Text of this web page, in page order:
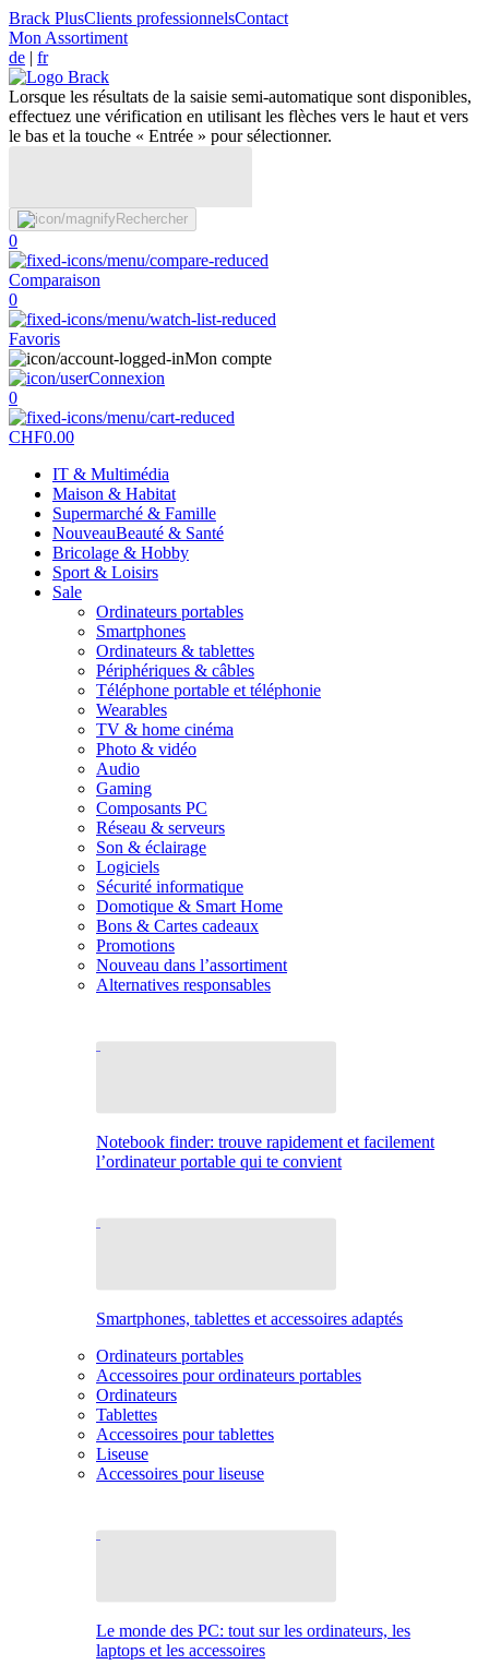
Brack PlusClients professionnelsContact
Mon Assortiment
de | fr
Lorsque les résultats de la saisie semi-automatique sont disponibles,
effectuez une vérification en utilisant les flèches vers le haut et vers
le bas et la touche « Entrée » pour sélectionner.
Rechercher
0
Comparaison
0
Favoris
Mon compte
Connexion
0
CHF0.00
IT & Multimédia
Maison & Habitat
Supermarché & Famille
NouveauBeauté & Santé
Bricolage & Hobby
Sport & Loisirs
Sale
Ordinateurs portables
Smartphones
Ordinateurs & tablettes
Périphériques & câbles
Téléphone portable et téléphonie
Wearables
TV & home cinéma
Photo & vidéo
Audio
Gaming
Composants PC
Réseau & serveurs
Son & éclairage
Logiciels
Sécurité informatique
Domotique & Smart Home
Bons & Cartes cadeaux
Promotions
Nouveau dans l’assortiment
Alternatives responsables
Notebook finder: trouve rapidement et facilement
l’ordinateur portable qui te convient
Smartphones, tablettes et accessoires adaptés
Ordinateurs portables
Accessoires pour ordinateurs portables
Ordinateurs
Tablettes
Accessoires pour tablettes
Liseuse
Accessoires pour liseuse
Le monde des PC: tout sur les ordinateurs, les
laptops et les accessoires